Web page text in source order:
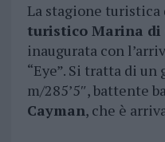
La stagione turistica
turistico Marina di
inaugurata con
“Eye”. Si tratta di
m/285’5″, battente
Cayman, che è